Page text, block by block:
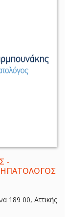
-
ΗΠΑΤΟΛΟΓΟΣ
189 00, Αττικής